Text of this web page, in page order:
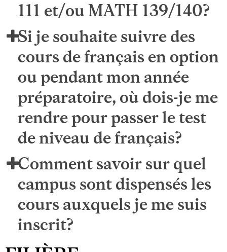
111 et/ou MATH 139/140?
Si je souhaite suivre des
cours de français en option
ou pendant mon année
préparatoire, où dois-je me
rendre pour passer le test
de niveau de français?
Comment savoir sur quel
campus sont dispensés les
cours auxquels je me suis
inscrit?